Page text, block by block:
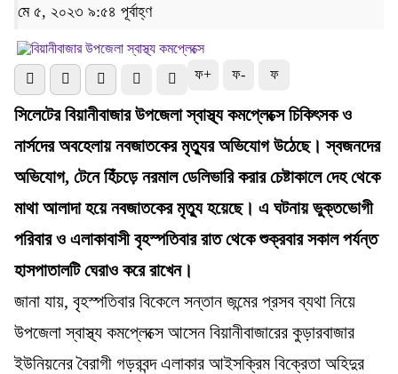
মে ৫, ২০২৩ ৯:৫৪ পূর্বাহ্ণ
ফ+ ফ- ফ
সিলেটের বিয়ানীবাজার উপজেলা স্বাস্থ্য কমপ্লেক্সে চিকিৎসক ও
নার্সদের অবহেলায় নবজাতকের মৃত্যুর অভিযোগ উঠেছে। স্বজনদের
অভিযোগ, টেনে হিঁচড়ে নরমাল ডেলিভারি করার চেষ্টাকালে দেহ থেকে
মাথা আলাদা হয়ে নবজাতকের মৃত্যু হয়েছে। এ ঘটনায় ভুক্তভোগী
পরিবার ও এলাকাবাসী বৃহস্পতিবার রাত থেকে শুক্রবার সকাল পর্যন্ত
হাসপাতালটি ঘেরাও করে রাখেন।
জানা যায়, বৃহস্পতিবার বিকেলে সন্তান জন্মের প্রসব ব্যথা নিয়ে
উপজেলা স্বাস্থ্য কমপ্লেক্সে আসেন বিয়ানীবাজারের কুড়ারবাজার
ইউনিয়নের বৈরাগী গড়রবন্দ এলাকার আইসক্রিম বিক্রেতা অহিদুর